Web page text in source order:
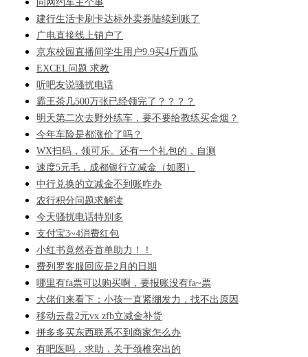
问网约车主个事
建行生活卡刷卡达标外卖券陆续到账了
广电直接线上销户了
京东校园直播间学生用户9.9买4斤西瓜
EXCEL问题 求教
听吧友说骚扰电话
霸王茶几500万张已经领完了？？？？
明天第二次去野外练车，要不要给教练买盒烟？
今年车险是都涨价了吗？
WX扫码，领可乐。还有一个礼包的，自测
速度5元毛，成都银行立减金（如图）
中行兑换的立减金不到账咋办
农行积分问题求解读
今天骚扰电话特别多
支付宝3~4消费红包
小红书竟然吞首单助力！！
费列罗客服回应是2月的日期
哪里有fa票可以购买啊，要报账没有fa~票
大佬们来看下：小孩一直紧绷发力，找不出原因
移动云盘2元vx zfb立减金补货
拼多多买东西联系不到商家怎么办
有吧医吗，求助，关于颈椎突出的